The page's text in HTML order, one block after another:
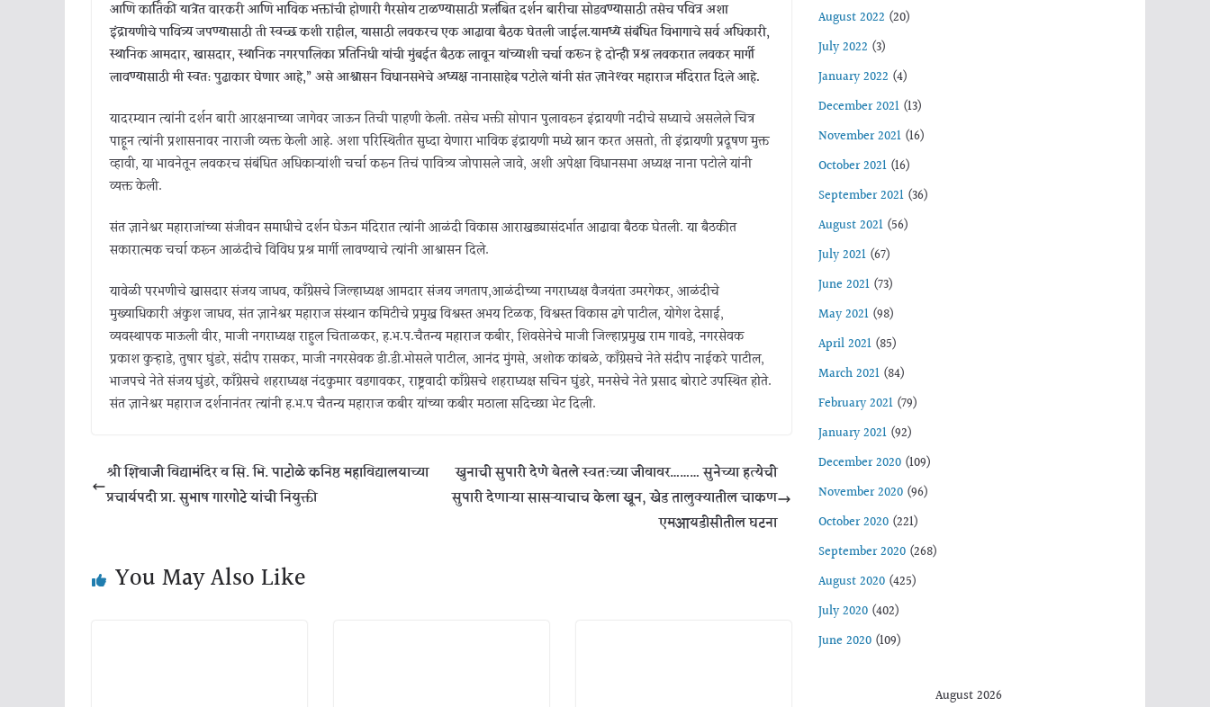
आणि कार्तिकी यात्रेत वारकरी आणि भाविक भक्तांची होणारी गैरसोय टाळण्यासाठी प्रलंबित दर्शन बारीचा सोडवण्यासाठी तसेच पवित्र अशा
इंद्रायणीचे पावित्र्य जपण्यासाठी ती स्वच्छ कशी राहील, यासाठी लवकरच एक आढावा बैठक घेतली जाईल.यामध्ये संबंधित विभागाचे सर्व अधिकारी,
स्थानिक आमदार, खासदार, स्थानिक नगरपालिका प्रतिनिधी यांची मुंबईत बैठक लावून यांच्याशी चर्चा करून हे दोन्ही प्रश्न लवकरात लवकर मार्गी
लावण्यासाठी मी स्वतः पुढाकार घेणार आहे,” असे आश्वासन विधानसभेचे अध्यक्ष नानासाहेब पटोले यांनी संत ज्ञानेश्‍वर महाराज मंदिरात दिले आहे.
यादरम्यान त्यांनी दर्शन बारी आरक्षनाच्या जागेवर जाऊन तिची पाहणी केली. तसेच भक्ती सोपान पुलावरून इंद्रायणी नदीचे सध्याचे असलेले चित्र
पाहून त्यांनी प्रशासनावर नाराजी व्यक्त केली आहे. अशा परिस्थितीत सुध्दा येणारा भाविक इंद्रायणी मध्ये स्नान करत असतो, ती इंद्रायणी प्रदूषण मुक्त
व्हावी, या भावनेतून लवकरच संबंधित अधिकार्‍यांशी चर्चा करून तिचं पावित्र्य जोपासले जावे, अशी अपेक्षा विधानसभा अध्यक्ष नाना पटोले यांनी
व्यक्त केली.
संत ज्ञानेश्वर महाराजांच्या संजीवन समाधीचे दर्शन घेऊन मंदिरात त्यांनी आळंदी विकास आराखड्यासंदर्भात आढावा बैठक घेतली. या बैठकीत
सकारात्मक चर्चा करून आळंदीचे विविध प्रश्न मार्गी लावण्याचे त्यांनी आश्वासन दिले.
यावेळी परभणीचे खासदार संजय जाधव, काँग्रेसचे जिल्हाध्यक्ष आमदार संजय जगताप,आळंदीच्या नगराध्यक्ष वैजयंता उमरगेकर, आळंदीचे
मुख्याधिकारी अंकुश जाधव, संत ज्ञानेश्वर महाराज संस्थान कमिटीचे प्रमुख विश्वस्त अभय टिळक, विश्वस्त विकास ढगे पाटील, योगेश देसाई,
व्यवस्थापक माऊली वीर, माजी नगराध्यक्ष राहुल चिताळकर, ह.भ.प.चैतन्य महाराज कबीर, शिवसेनेचे माजी जिल्हाप्रमुख राम गावडे, नगरसेवक
प्रकाश कुऱ्हाडे, तुषार घुंडरे, संदीप रासकर, माजी नगरसेवक डी.डी.भोसले पाटील, आनंद मुंगसे, अशोक कांबळे, काँग्रेसचे नेते संदीप नाईकरे पाटील,
भाजपचे नेते संजय घुंडरे, काँग्रेसचे शहराध्यक्ष नंदकुमार वडगावकर, राष्ट्रवादी काँग्रेसचे शहराध्यक्ष सचिन घुंडरे, मनसेचे नेते प्रसाद बोराटे उपस्थित होते.
संत ज्ञानेश्वर महाराज दर्शनानंतर त्यांनी ह.भ.प चैतन्य महाराज कबीर यांच्या कबीर मठाला सदिच्छा भेट दिली.
श्री शिवाजी विद्यामंदिर व सि. भि. पाटोळे कनिष्ठ महाविद्यालयाच्या
प्रचार्यपदी प्रा. सुभाष गारगोटे यांची नियुक्ती
खुनाची सुपारी देणे बेतले स्वतःच्या जीवावर……… सुनेच्या हत्येची
सुपारी देणाऱ्या सासऱ्याचाच केला खून, खेड तालुक्यातील चाकण
एमआयडीसीतील घटना
You May Also Like
August 2022 (20)
July 2022 (3)
January 2022 (4)
December 2021 (13)
November 2021 (16)
October 2021 (16)
September 2021 (36)
August 2021 (56)
July 2021 (67)
June 2021 (73)
May 2021 (98)
April 2021 (85)
March 2021 (84)
February 2021 (79)
January 2021 (92)
December 2020 (109)
November 2020 (96)
October 2020 (221)
September 2020 (268)
August 2020 (425)
July 2020 (402)
June 2020 (109)
August 2026